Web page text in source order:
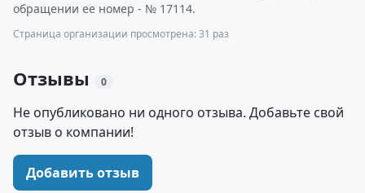
обращении ее номер - № 17114.
Страница организации просмотрена: 31 раз
Отзывы 0
Не опубликовано ни одного отзыва. Добавьте свой
отзыв о компании!
Добавить отзыв